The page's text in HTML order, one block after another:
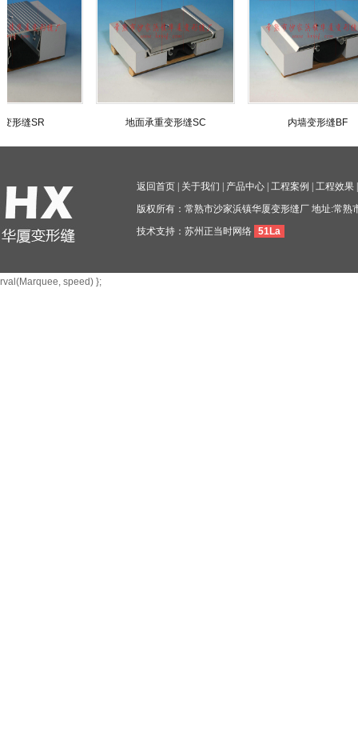
地面承重变形缝SC 内墙变形缝BF
返回首页 关于我们 产品中心 工程案例 工程效果
版权所有：常熟市沙家浜镇华厦变形缝厂 地址:常
技术支持： 苏州正当时网络 51La
rval(Marquee, speed) };